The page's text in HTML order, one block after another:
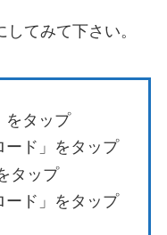
てみて下さい。
をタップ
ード」をタップ
タップ
ード」をタップ